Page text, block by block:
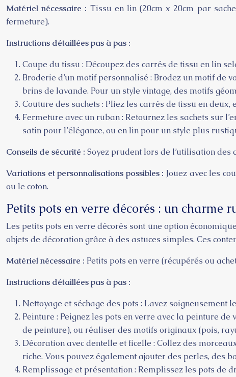
Matériel nécessaire : Tissu en lin (20cm x 20cm par
fermeture).
Instructions détaillées pas à pas :
Coupe du tissu : Découpez des carrés de tissu en lin
Broderie d’un motif personnalisé : Brodez un motif de
brins de lavande. Pour un style vintage, des motifs
Couture des sachets : Pliez les carrés de tissu en
Fermeture avec un ruban : Retournez les sachets sur
satin pour l’élégance, ou en lin pour un style plus
Conseils de sécurité : Soyez prudent lors de l’utilisation
Variations et personnalisations possibles : Jouez avec les
ou le coton.
Petits pots en verre décorés : un charme
Les petits pots en verre décorés sont une option
objets de décoration grâce à des astuces simples. Ces
Matériel nécessaire : Petits pots en verre (récupérés ou
Instructions détaillées pas à pas :
Nettoyage et séchage des pots : Lavez soigneusement
Peinture : Peignez les pots en verre avec la peinture
de peinture), ou réaliser des motifs originaux (pois,
Décoration avec dentelle et ficelle : Collez des
riche. Vous pouvez également ajouter des perles, des
Remplissage et présentation : Remplissez les pots de